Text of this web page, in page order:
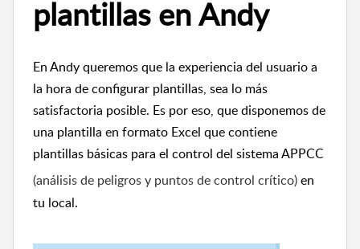
plantillas en Andy
En Andy queremos que la experiencia del usuario a
la hora de configurar plantillas, sea lo más
satisfactoria posible. Es por eso, que disponemos de
una plantilla en formato Excel que contiene
plantillas básicas para el control del sistema APPCC
(análisis de peligros y puntos de control crítico)en
tu local.